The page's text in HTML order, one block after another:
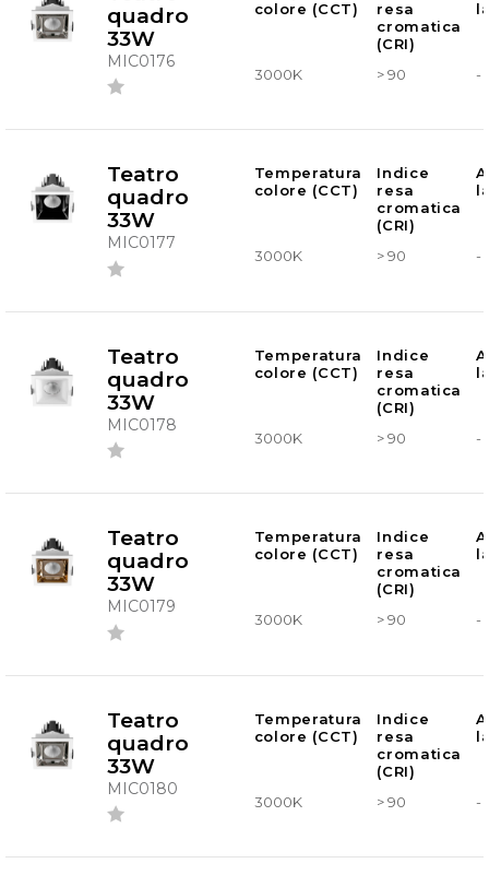
quadro
33W
MIC0176
colore (CCT)
resa
cromatica
(CRI)
3000K > 90 -
Teatro
quadro
33W
MIC0177
Temperatura
colore (CCT)
Indice
resa
cromatica
(CRI)
3000K > 90 -
Teatro
quadro
33W
MIC0178
Temperatura
colore (CCT)
Indice
resa
cromatica
(CRI)
3000K > 90 -
Teatro
quadro
33W
MIC0179
Temperatura
colore (CCT)
Indice
resa
cromatica
(CRI)
3000K > 90 -
Teatro
quadro
33W
MIC0180
Temperatura
colore (CCT)
Indice
resa
cromatica
(CRI)
3000K > 90 -